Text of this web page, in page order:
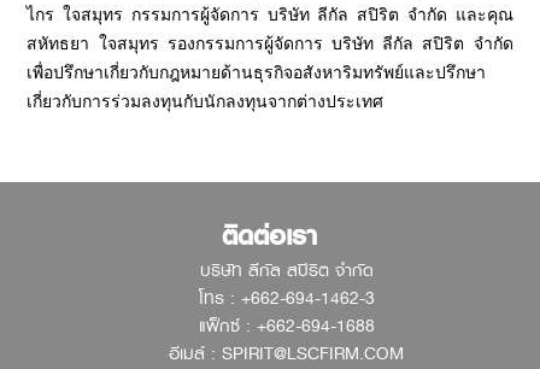
ไกร ใจสมุทร กรรมการผู้จัดการ บริษัท ลีกัล สปิริต จำกัด และคุณ
สหัทธยา ใจสมุทร รองกรรมการผู้จัดการ บริษัท ลีกัล สปิริต จำกัด
เพื่อปรึกษาเกี่ยวกับกฎหมายด้านธุรกิจอสังหาริมทรัพย์และปรึกษา
เกี่ยวกับการร่วมลงทุนกับนักลงทุนจากต่างประเทศ
ติดต่อเรา
บริษัท ลีกัล สปิริต จำกัด
โทร : +662-694-1462-3
แฟ็กซ์ : +662-694-1688
อีเมล์ : SPIRIT@LSCFIRM.COM